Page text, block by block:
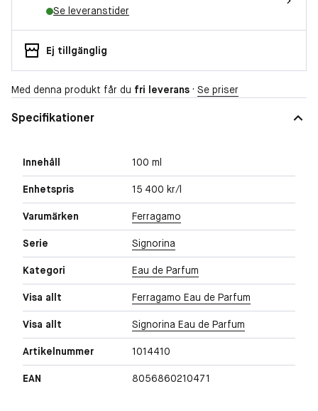
Se leveranstider
Ej tillgänglig
Med denna produkt får du fri leverans · Se priser
Specifikationer
Innehåll 100 ml
Enhetspris 15 400 kr/l
Varumärken Ferragamo
Serie Signorina
Kategori Eau de Parfum
Visa allt Ferragamo Eau de Parfum
Visa allt Signorina Eau de Parfum
Artikelnummer 1014410
EAN 8056860210471